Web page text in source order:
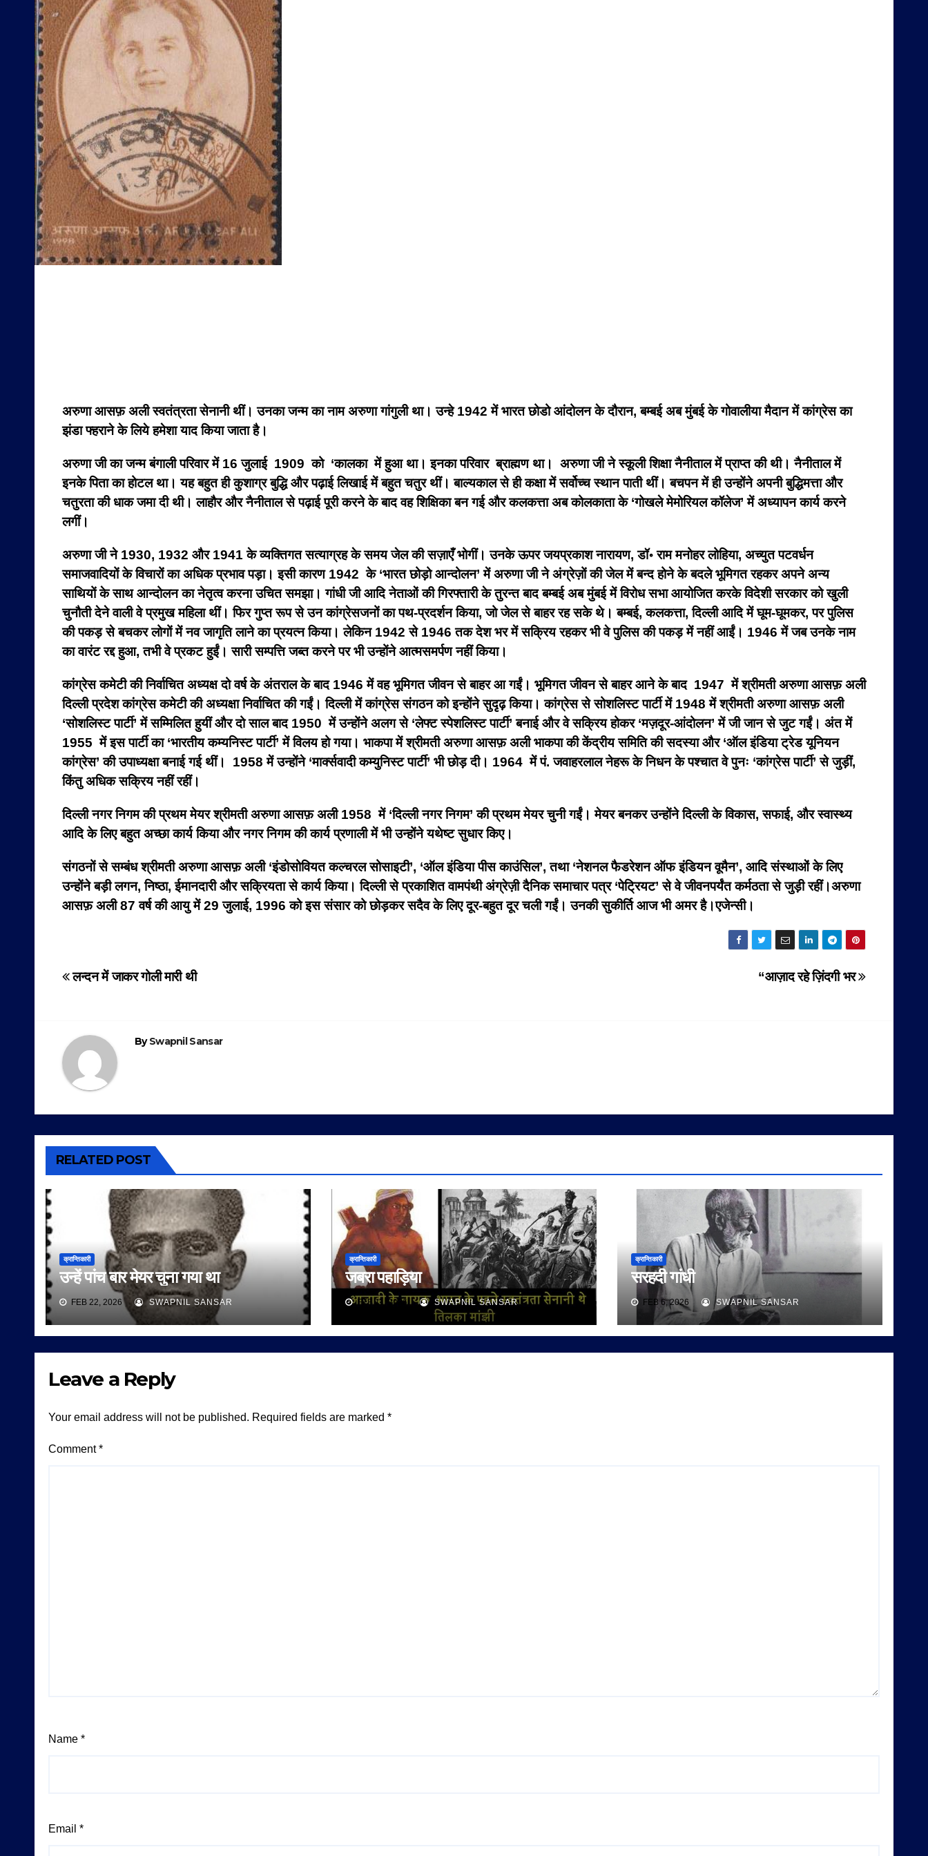
अरुणा आसफ़ अली स्वतंत्रता सेनानी थीं। उनका जन्म का नाम अरुणा गांगुली था। उन्हे 1942 में भारत छोडो आंदोलन के दौरान, बम्बई अब मुंबई के गोवालीया मैदान में कांग्रेस का
झंडा फ्हराने के लिये हमेशा याद किया जाता है।
अरुणा जी का जन्म बंगाली परिवार में 16 जुलाई 1909 को ‘कालका में हुआ था। इनका परिवार ब्राह्मण था। अरुणा जी ने स्कूली शिक्षा नैनीताल में प्राप्त की थी। नैनीताल में
इनके पिता का होटल था। यह बहुत ही कुशाग्र बुद्धि और पढ़ाई लिखाई में बहुत चतुर थीं। बाल्यकाल से ही कक्षा में सर्वोच्च स्थान पाती थीं। बचपन में ही उन्होंने अपनी बुद्धिमत्ता और
चतुरता की धाक जमा दी थी। लाहौर और नैनीताल से पढ़ाई पूरी करने के बाद वह शिक्षिका बन गई और कलकत्ता अब कोलकाता के ‘गोखले मेमोरियल कॉलेज’ में अध्यापन कार्य करने
लगीं।
अरुणा जी ने 1930, 1932 और 1941 के व्यक्तिगत सत्याग्रह के समय जेल की सज़ाएँ भोगीं। उनके ऊपर जयप्रकाश नारायण, डॉ॰ राम मनोहर लोहिया, अच्युत पटवर्धन
समाजवादियों के विचारों का अधिक प्रभाव पड़ा। इसी कारण 1942 के ‘भारत छोड़ो आन्दोलन’ में अरुणा जी ने अंग्रेज़ों की जेल में बन्द होने के बदले भूमिगत रहकर अपने अन्य
साथियों के साथ आन्दोलन का नेतृत्व करना उचित समझा। गांधी जी आदि नेताओं की गिरफ्तारी के तुरन्त बाद बम्बई अब मुंबई में विरोध सभा आयोजित करके विदेशी सरकार को खुली
चुनौती देने वाली वे प्रमुख महिला थीं। फिर गुप्त रूप से उन कांग्रेसजनों का पथ-प्रदर्शन किया, जो जेल से बाहर रह सके थे। बम्बई, कलकत्ता, दिल्ली आदि में घूम-घूमकर, पर पुलिस
की पकड़ से बचकर लोगों में नव जागृति लाने का प्रयत्न किया। लेकिन 1942 से 1946 तक देश भर में सक्रिय रहकर भी वे पुलिस की पकड़ में नहीं आईं। 1946 में जब उनके नाम
का वारंट रद्द हुआ, तभी वे प्रकट हुईं। सारी सम्पत्ति जब्त करने पर भी उन्होंने आत्मसमर्पण नहीं किया।
कांग्रेस कमेटी की निर्वाचित अध्यक्ष दो वर्ष के अंतराल के बाद 1946 में वह भूमिगत जीवन से बाहर आ गईं। भूमिगत जीवन से बाहर आने के बाद 1947 में श्रीमती अरुणा आसफ़ अली
दिल्ली प्रदेश कांग्रेस कमेटी की अध्यक्षा निर्वाचित की गईं। दिल्ली में कांग्रेस संगठन को इन्होंने सुदृढ़ किया। कांग्रेस से सोशलिस्ट पार्टी में 1948 में श्रीमती अरुणा आसफ़ अली
‘सोशलिस्ट पार्टी’ में सम्मिलित हुयीं और दो साल बाद 1950 में उन्होंने अलग से ‘लेफ्ट स्पेशलिस्ट पार्टी’ बनाई और वे सक्रिय होकर ‘मज़दूर-आंदोलन’ में जी जान से जुट गईं। अंत में
1955 में इस पार्टी का ‘भारतीय कम्यनिस्ट पार्टी’ में विलय हो गया। भाकपा में श्रीमती अरुणा आसफ़ अली भाकपा की केंद्रीय समिति की सदस्या और ‘ऑल इंडिया ट्रेड यूनियन
कांग्रेस’ की उपाध्यक्षा बनाई गई थीं। 1958 में उन्होंने ‘मार्क्सवादी कम्युनिस्ट पार्टी’ भी छोड़ दी। 1964 में पं. जवाहरलाल नेहरू के निधन के पश्चात वे पुनः ‘कांग्रेस पार्टी’ से जुड़ीं,
किंतु अधिक सक्रिय नहीं रहीं।
दिल्ली नगर निगम की प्रथम मेयर श्रीमती अरुणा आसफ़ अली 1958 में ‘दिल्ली नगर निगम’ की प्रथम मेयर चुनी गईं। मेयर बनकर उन्होंने दिल्ली के विकास, सफाई, और स्वास्थ्य
आदि के लिए बहुत अच्छा कार्य किया और नगर निगम की कार्य प्रणाली में भी उन्होंने यथेष्ट सुधार किए।
संगठनों से सम्बंध श्रीमती अरुणा आसफ़ अली ‘इंडोसोवियत कल्चरल सोसाइटी’, ‘ऑल इंडिया पीस काउंसिल’, तथा ‘नेशनल फैडरेशन ऑफ इंडियन वूमैन’, आदि संस्थाओं के लिए
उन्होंने बड़ी लगन, निष्ठा, ईमानदारी और सक्रियता से कार्य किया। दिल्ली से प्रकाशित वामपंथी अंग्रेज़ी दैनिक समाचार पत्र ‘पेट्रियट’ से वे जीवनपर्यंत कर्मठता से जुड़ी रहीं।अरुणा
आसफ़ अली 87 वर्ष की आयु में 29 जुलाई, 1996 को इस संसार को छोड़कर सदैव के लिए दूर-बहुत दूर चली गईं। उनकी सुकीर्ति आज भी अमर है।एजेन्सी।
Post
“आज़ाद रहे ज़िंदगी भर
लन्दन में जाकर गोली मारी थी
BySwapnil Sansar
RELATED POST
क्रान्तिकारी
उन्हें पांच बार मेयर चुना गया था
FEB 22, 2026 SWAPNIL SANSAR
क्रान्तिकारी
जबरा पहाड़िया
FEB 11, 2026 SWAPNIL SANSAR
क्रान्तिकारी
सरहदी गांधी
FEB 6, 2026 SWAPNIL SANSAR
Leave a Reply
Your email address will not be published. Required fields are marked *
Comment*
Name *
Email *